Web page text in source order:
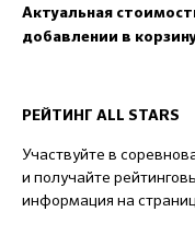
Актуальная
добавлении в
РЕЙТИНГ ALL STARS
Участвуйте в
и получайте
информация на